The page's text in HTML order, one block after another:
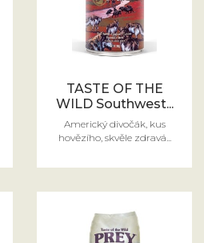
TASTE OF THE
WILD Southwest...
Americký divočák, kus
hovězího, skvěle zdravá...